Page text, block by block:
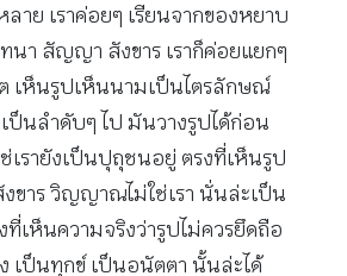
าย เราค่อยๆ เรียนจากของหยาบ
นา สัญญา สังขาร เราก็ค่อยแยกๆ
เห็นรูปเห็นนามเป็นไตรลักษณ์
ป็นลำดับๆ ไป มันวางรูปได้ก่อน
เรายังเป็นปุถุชนอยู่ ตรงที่เห็นรูป
ขาร วิญญาณไม่ใช่เรา นั่นล่ะเป็น
ที่เห็นความจริงว่ารูปไม่ควรยึดถือ
เป็นทุกข์ เป็นอนัตตา นั้นล่ะได้